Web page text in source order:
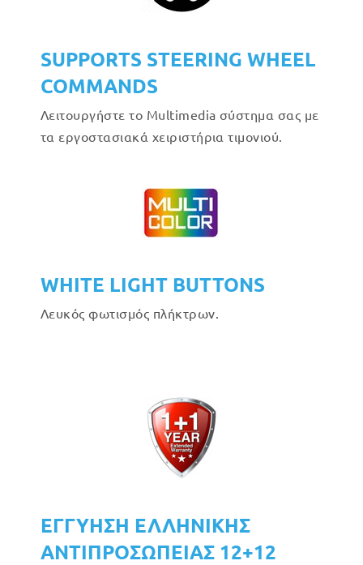
SUPPORTS STEERING WHEEL
COMMANDS
Λειτουργήστε το Multimedia σύστημα σας με
τα εργοστασιακά χειριστήρια τιμονιού.
WHITE LIGHT BUTTONS
Λευκός φωτισμός πλήκτρων.
ΕΓΓΥΗΣΗ ΕΛΛΗΝΙΚΗΣ
ΑΝΤΙΠΡΟΣΩΠΕΙΑΣ 12+12